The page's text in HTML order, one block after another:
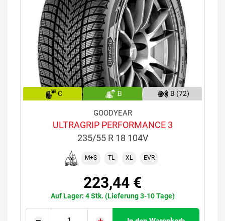
C B B (72)
GOODYEAR
ULTRAGRIP PERFORMANCE 3
235/55 R 18 104V
M+S TL XL EVR
223,44 €
Auf Lager: 4 Stk. (Lieferung 3-10 Tage)